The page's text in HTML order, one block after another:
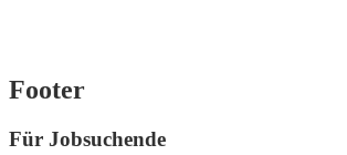
Footer
Für Jobsuchende